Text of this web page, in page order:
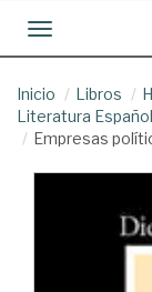
Toggle
Inicio Libros
Literatura
Empresas